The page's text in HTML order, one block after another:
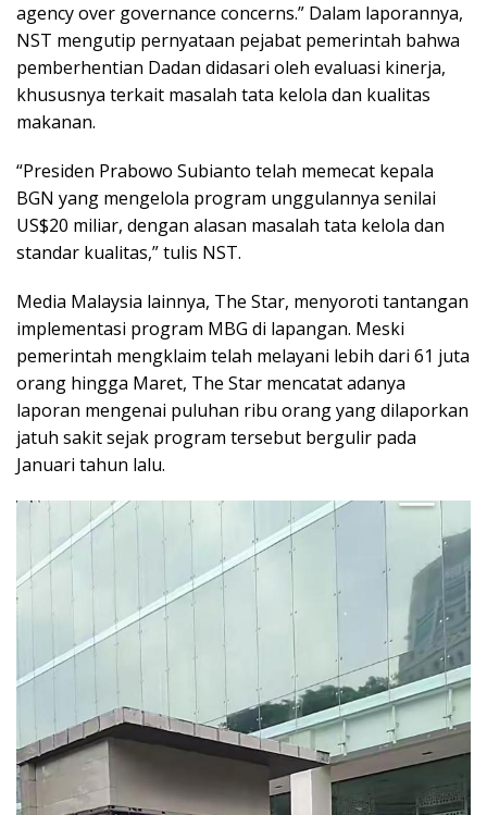
agency over governance concerns.” Dalam laporannya,
NST mengutip pernyataan pejabat pemerintah bahwa
pemberhentian Dadan didasari oleh evaluasi kinerja,
khususnya terkait masalah tata kelola dan kualitas
makanan.
“Presiden Prabowo Subianto telah memecat kepala
BGN yang mengelola program unggulannya senilai
US$20 miliar, dengan alasan masalah tata kelola dan
standar kualitas,” tulis NST.
Media Malaysia lainnya, The Star, menyoroti tantangan
implementasi program MBG di lapangan. Meski
pemerintah mengklaim telah melayani lebih dari 61 juta
orang hingga Maret, The Star mencatat adanya
laporan mengenai puluhan ribu orang yang dilaporkan
jatuh sakit sejak program tersebut bergulir pada
Januari tahun lalu.